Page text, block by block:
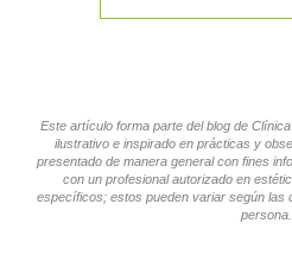
Este artículo forma parte del blog de
ilustrativo e inspirado en prácticas y
presentado de manera general con fines
con un profesional autorizado en
específicos; estos pueden variar según las
persona.